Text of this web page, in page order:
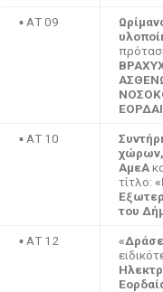
▪ ΑΤ 09
▪ ΑΤ 10
χώρων,
ΑμεΑ
τίτλο:«
του
▪ ΑΤ 12